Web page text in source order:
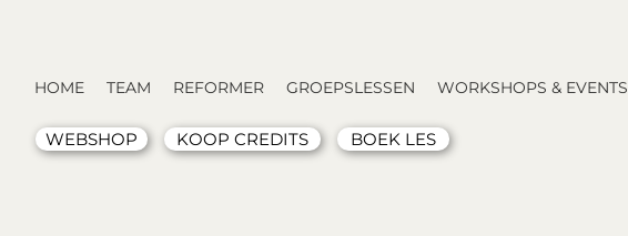
HOME TEAM REFORMER GROEPSLESSEN WORKSHOPS & EVENTS
WEBSHOP KOOP CREDITS BOEK LES